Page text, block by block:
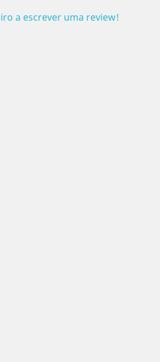
a escrever uma review!